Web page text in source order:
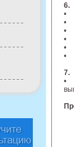
6.
•
•
•
•
•
•
7.
•